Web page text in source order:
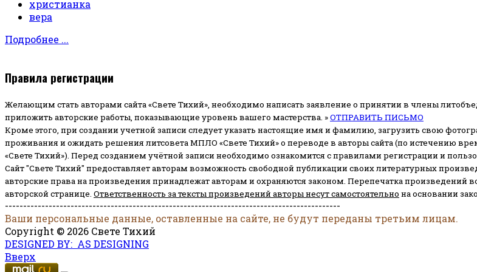
христианка
вера
Подробнее ...
Правила регистрации
Желающим стать авторами сайта «Свете Тихий», необходимо написать заявление о принятии в члены
приложить авторские работы, показывающие уровень вашего мастерства. »ОТПРАВИТЬ ПИСЬМО
Кроме этого, при создании учетной записи следует указать настоящие имя и фамилию, загрузить свою
проживания и ожидать решения литсовета МПЛО «Свете Тихий» о переводе в авторы сайта (по истечению
«Свете Тихий»). Перед созданием учётной записи необходимо ознакомится с правилами регистрации и
Сайт "Свете Тихий" предоставляет авторам возможность свободной публикации своих литературных
авторские права на произведения принадлежат авторам и охраняются законом. Перепечатка произведений
авторской странице. Ответственность за тексты произведений авторы несут самостоятельно на основании
--------------------------------------------------------------------------------------------
Ваши персональные данные, оставленные на сайте, не будут переданы третьим лицам.
Copyright © 2026 Свете Тихий
DESIGNED BY: AS DESIGNING
Вверх